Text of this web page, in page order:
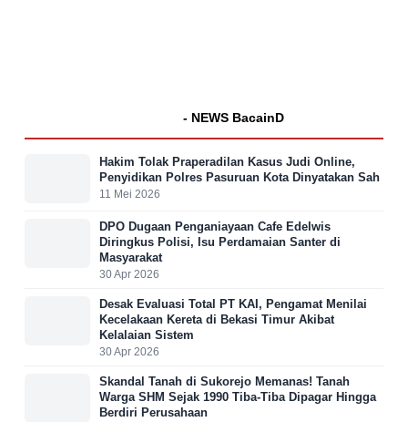
- NEWS BacainD
Hakim Tolak Praperadilan Kasus Judi Online,
Penyidikan Polres Pasuruan Kota Dinyatakan Sah
11 Mei 2026
DPO Dugaan Penganiayaan Cafe Edelwis
Diringkus Polisi, Isu Perdamaian Santer di
Masyarakat
30 Apr 2026
Desak Evaluasi Total PT KAI, Pengamat Menilai
Kecelakaan Kereta di Bekasi Timur Akibat
Kelalaian Sistem
30 Apr 2026
Skandal Tanah di Sukorejo Memanas! Tanah
Warga SHM Sejak 1990 Tiba-Tiba Dipagar Hingga
Berdiri Perusahaan